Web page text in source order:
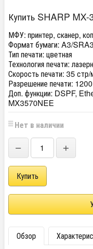
Купить SHARP
МФУ: принтер, сканер,
Формат бумаги: A3/SRA3
Тип печати: цветная
Технология печати:
Скорость печати: 35 стр/
Разрешение печати:
Доп. функции: DSPF,
MX3570NEE
Нет в наличии
− +
Обзор